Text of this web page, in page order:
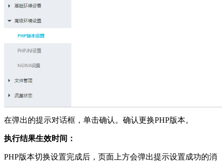
在弹出的提示对话框，单击确认。确认更换PHP版本。
执行结果生效时间：
PHP版本切换设置完成后，页面上方会弹出提示设置成功的消